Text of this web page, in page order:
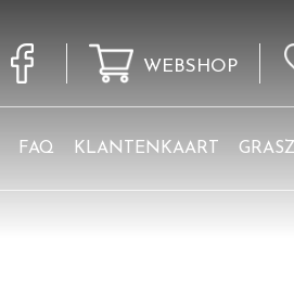
WEBSHOP
FAQ KLANTENKAART